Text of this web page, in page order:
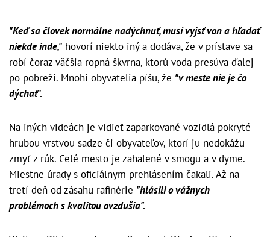
"Keď sa človek normálne nadýchnuť, musí vyjsť von a hľadať
niekde inde," hovorí niekto iný a dodáva, že v prístave sa
robí čoraz väčšia ropná škvrna, ktorú voda presúva ďalej
po pobreží. Mnohí obyvatelia píšu, že "v meste nie je čo
dýchať".
Na iných videách je vidieť zaparkované vozidlá pokryté
hrubou vrstvou sadze či obyvateľov, ktorí ju nedokážu
zmyť z rúk. Celé mesto je zahalené v smogu a v dyme.
Miestne úrady s oficiálnym prehlásením čakali. Až na
tretí deň od zásahu rafinérie "hlásili o vážnych
problémoch s kvalitou ovzdušia".